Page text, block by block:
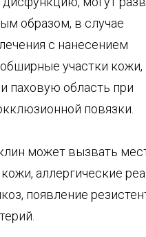
образом, в случае
с нанесением
участки кожи,
паховую область при
повязки.
может вызвать
аллергические
появление